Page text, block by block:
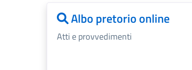
Albo pretorio online
Atti e provvedimenti